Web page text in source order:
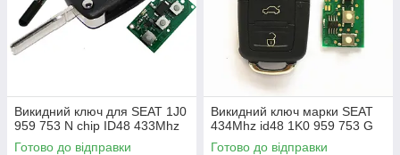
Викидний ключ для SEAT 1J0
959 753 N chip ID48 433Mhz
Готово до відправки
Викидний ключ марки SEAT
434Mhz id48 1K0 959 753 G
Готово до відправки